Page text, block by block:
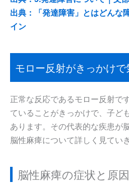
出典：「発達障害」とはどんな
イン
モロー反射がきっかけ
正常な反応であるモロー反射で
ていることがきっかけで、子ど
あります。その代表的な疾患が
脳性麻痺について詳しく見てい
脳性麻痺の症状と原因